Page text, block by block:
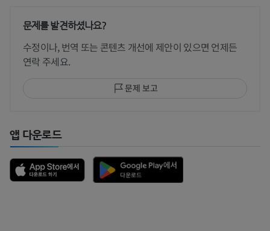
문제를 발견하셨나요?
수정이나, 번역 또는 콘텐츠 개선에 제안이 있으면 언제든
연락 주세요.
문제 보고
앱 다운로드